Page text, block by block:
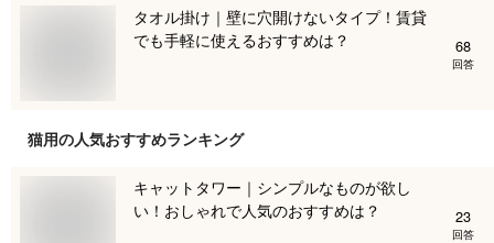
タオル掛け｜壁に穴開けないタイプ！賃貸
でも手軽に使えるおすすめは？
68
回答
猫用の人気おすすめランキング
キャットタワー｜シンプルなものが欲し
い！おしゃれで人気のおすすめは？
23
回答